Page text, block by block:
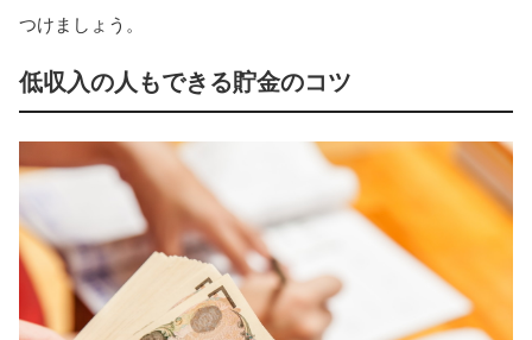
つけましょう。
低収入の人もできる貯金のコツ